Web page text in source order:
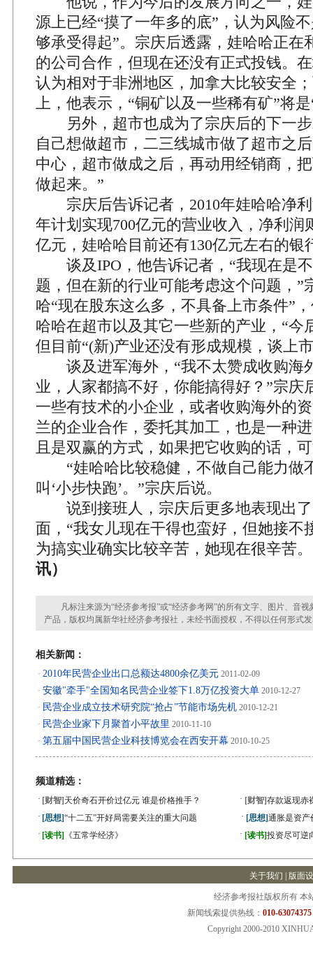
源上已经“摸了一年多的底”，认为风险
够承受得起”。宗庆后透露，娃哈哈正在
的公司合作，但现在还没有正式投钱。
认为相对于非洲地区，加拿大比较安全
上，他表示，“铜矿以及一些稀有矿”将
另外，超市也成为了宗庆后的下一步
自己想做超市，二三线城市做了超市之
中心，超市做成之后，再动用经销商，
做起来。”
宗庆后告诉记者，2010年娃哈哈净利
年计划实现700亿元的营业收入，净利润
亿元，娃哈哈目前还有130亿元左右的银
谈及IPO，他告诉记者，“我现在是
题，但在新的行业可能考虑这个问题，”
哈“现在股东这么多，不具备上市条件”
哈哈在超市以及其它一些新的产业，“今
但目前“(新)产业还没有形成规模，谈上
谈及进军海外，“我不太赞成收购海
业，人家都搞不好，你能搞得好？”宗庆
一些有技术的小企业，或者收购海外的
兰的企业合作，委托其加工，也是一种
且是双赢的方式，如果把它收购的话，
“娃哈哈比较稳健，不做自己能力做
叫‘小步快跑’。”宗庆后说。
说到接班人，宗庆后更多地表现出了
面，“我女儿现在干得也蛮好，但她接不
为搞实业确实比较辛苦，她现在很辛苦
讯）
凡标注来源为“经济参考报”或“经济参考网”的所有文字、图片、音视
产品，版权均属新华社经济参考报社，未经书面授权，不得以任何形式
相关新闻：
· 2010年民营企业出口总额达4800余亿美元 2011-02-09
· 安徽"牵手"全国知名民营企业签下1.8万亿投资大单 2010-12-27
· 民营企业成立技术研究院“抢占”节能市场先机 2010-12-21
· 民营企业家下月聚首小平故里 2010-11-10
· 第五届中国民营企业科技博览会在西安开幕 2010-10-25
频道精选：
· [财智] 天价奇石开价过亿元 谁是价格推手？ · [财智]存款返现赤
· [思想]“十二五”开好局需要关注的重大问题 · [思想]通胀是资产
· [读书] 《五常学经济》 · [读书]投资尽可逆
关于我们 版面
经济参考报社版权所有 本
新闻线索提供热线： 010-
Copyright 2000-2010